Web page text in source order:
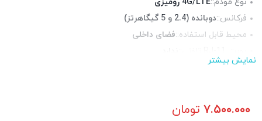
فرکانس::دوبانده (2.4 و 5 گیگاهرتز)
محیط قابل استفاده::فضای داخلی
پورت USB ::
نمایش بیشتر
۷.۵۰۰.۰۰۰ تومان